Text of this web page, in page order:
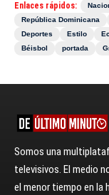
Enlaces rápidos:
República Dominicana
Deportes
Estilo
Béisbol
portada
Somos una
televisivos. El medio
el menor tiempo en la